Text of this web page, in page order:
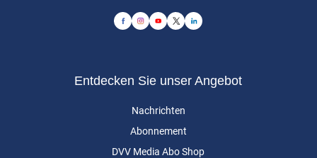
Entdecken Sie unser Angebot
Nachrichten
Abonnement
DVV Media Abo Shop